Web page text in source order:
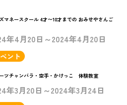
マネースクール 4才〜10才までの おみせやさんご
年4月20日～2024年4月20日
ント
ツチャンバラ・空手・かけっこ 体験教室
年3月20日～2024年3月24日